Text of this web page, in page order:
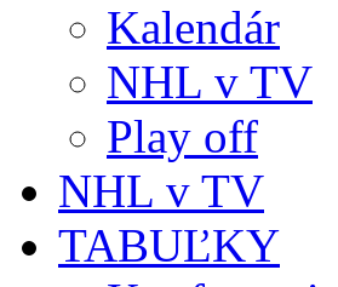
Kalendár
NHL v TV
Play off
NHL v TV
TABUĽKY